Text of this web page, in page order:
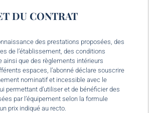
DU CONTRAT
des prestations proposées, des
de l’établissement, des conditions
ainsi que des règlements intérieurs
espaces, l’abonné déclare souscrire
nominatif et incessible avec le
permettant d’utiliser et de bénéficier des
par l’équipement selon la formule
prix indiqué au recto.